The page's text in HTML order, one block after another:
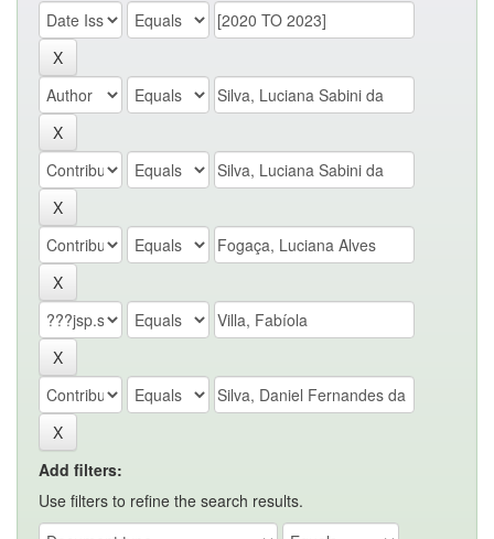
Add filters:
Use filters to refine the search results.